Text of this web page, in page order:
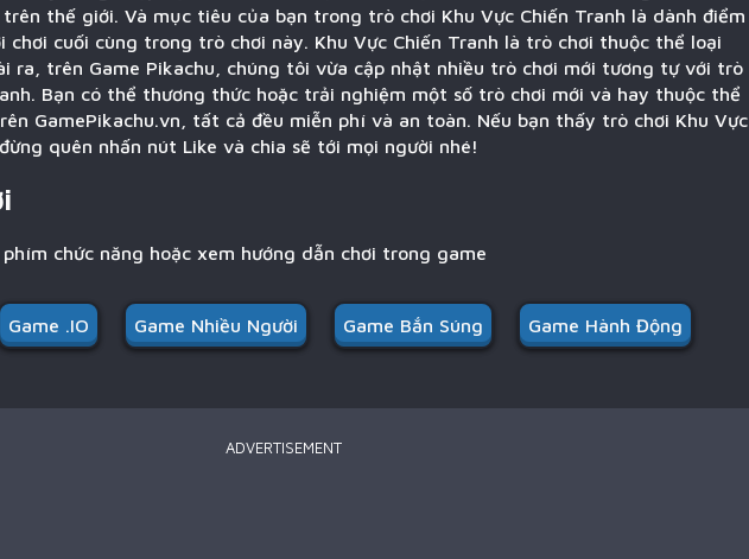
thế giới. Và mục tiêu của bạn trong trò chơi Khu Vực Chiến Tranh là dành điểm
chơi cuối cùng trong trò chơi này. Khu Vực Chiến Tranh là trò chơi thuộc thể loại
ra, trên Game Pikachu, chúng tôi vừa cập nhật nhiều trò chơi mới tương tự với trò
Bạn có thể thương thức hoặc trải nghiệm một số trò chơi mới và hay thuộc thể
GamePikachu.vn, tất cả đều miễn phí và an toàn. Nếu bạn thấy trò chơi Khu Vực
quên nhấn nút Like và chia sẽ tới mọi người nhé!
chức năng hoặc xem hướng dẫn chơi trong game
Game .IO Game Nhiều Người Game Bắn Súng Game Hành Động
ADVERTISEMENT